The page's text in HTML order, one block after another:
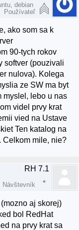
debian
Používateľ
ako som sa k
90-tych rokov
softver (pouzivali
nulova). Kolega
ze SW ma byt
myslel, lebo u nas
videl prvy krat
vied na Ustave
Ten katalog na
Celkom mile, nie?
RH 7.1
Návštevník
aj skorej)
bol RedHat
na prvy krat sa